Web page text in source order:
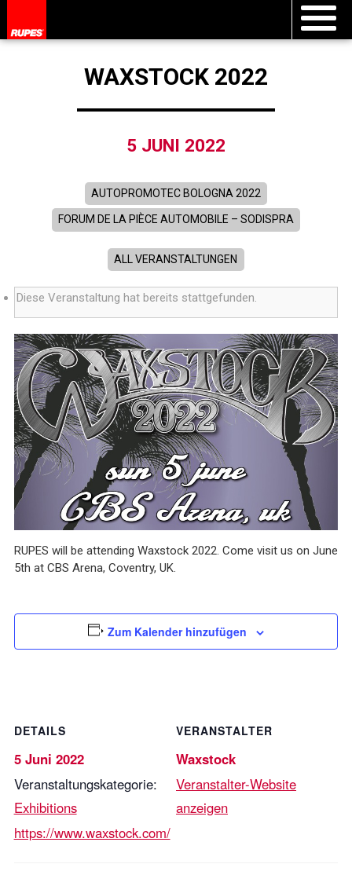
WAXSTOCK 2022
5 JUNI 2022
AUTOPROMOTEC BOLOGNA 2022
FORUM DE LA PIÈCE AUTOMOBILE – SODISPRA
ALL VERANSTALTUNGEN
Diese Veranstaltung hat bereits stattgefunden.
RUPES will be attending Waxstock 2022. Come visit us on June
5th at CBS Arena, Coventry, UK.
Zum Kalender hinzufügen
DETAILS
5 Juni 2022
Veranstaltungskategorie:
Exhibitions
https://www.waxstock.com/
VERANSTALTER
Waxstock
Veranstalter-Website
anzeigen